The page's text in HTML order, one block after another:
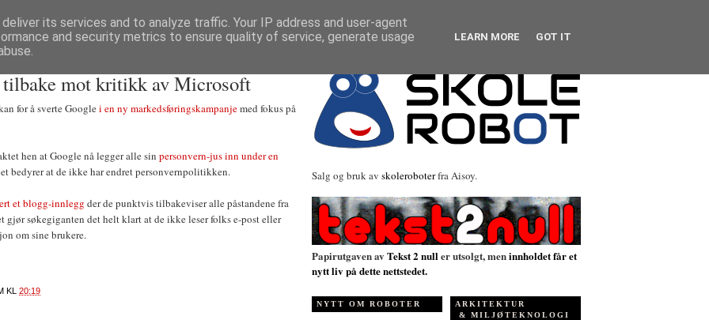
mot kritikk av Microsoft
for å sverte Googlei en ny markedsføringskampanjemed fokus på
hen at Google nå legger alle sin personvern-jus inn under en
bedyrer at de ikke har endret personvernpolitikken.
et blogg-innlegg der de punktvis tilbakeviser alle påstandene fra
gjør søkegiganten det helt klart at de ikke leser folks e-post eller
om sine brukere.
KL 20:19
Salg og bruk av skoleroboterfra Aisoy.
Papirutgaven av Tekst 2 null er utsolgt, meninnholdet får et
nytt liv på dette nettstedet.
NYTT OM ROBOTER
ARKITEKTUR
& MILJØTEKNOLOGI
its services and to analyze traffic. Your IP address and user-agent
and security metrics to ensure quality of service, generate usage
LEARN MORE GOT IT